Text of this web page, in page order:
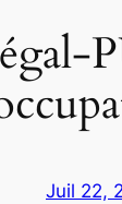
Juil 22,